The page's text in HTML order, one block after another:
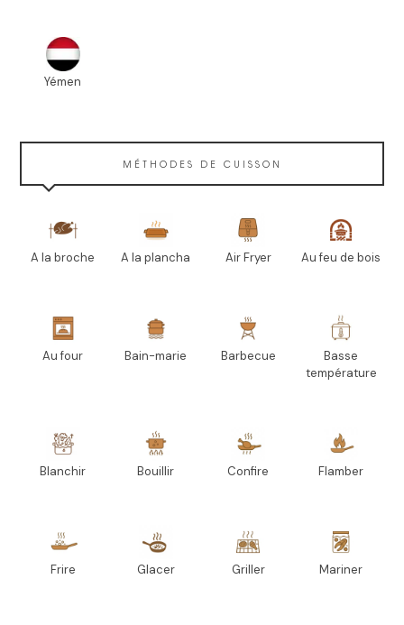
Yémen
MÉTHODES DE CUISSON
A la broche A la plancha Air Fryer Au feu de bois
Au four Bain-marie Barbecue
Basse
température
Blanchir Bouillir Confire Flamber
Frire Glacer Griller Mariner